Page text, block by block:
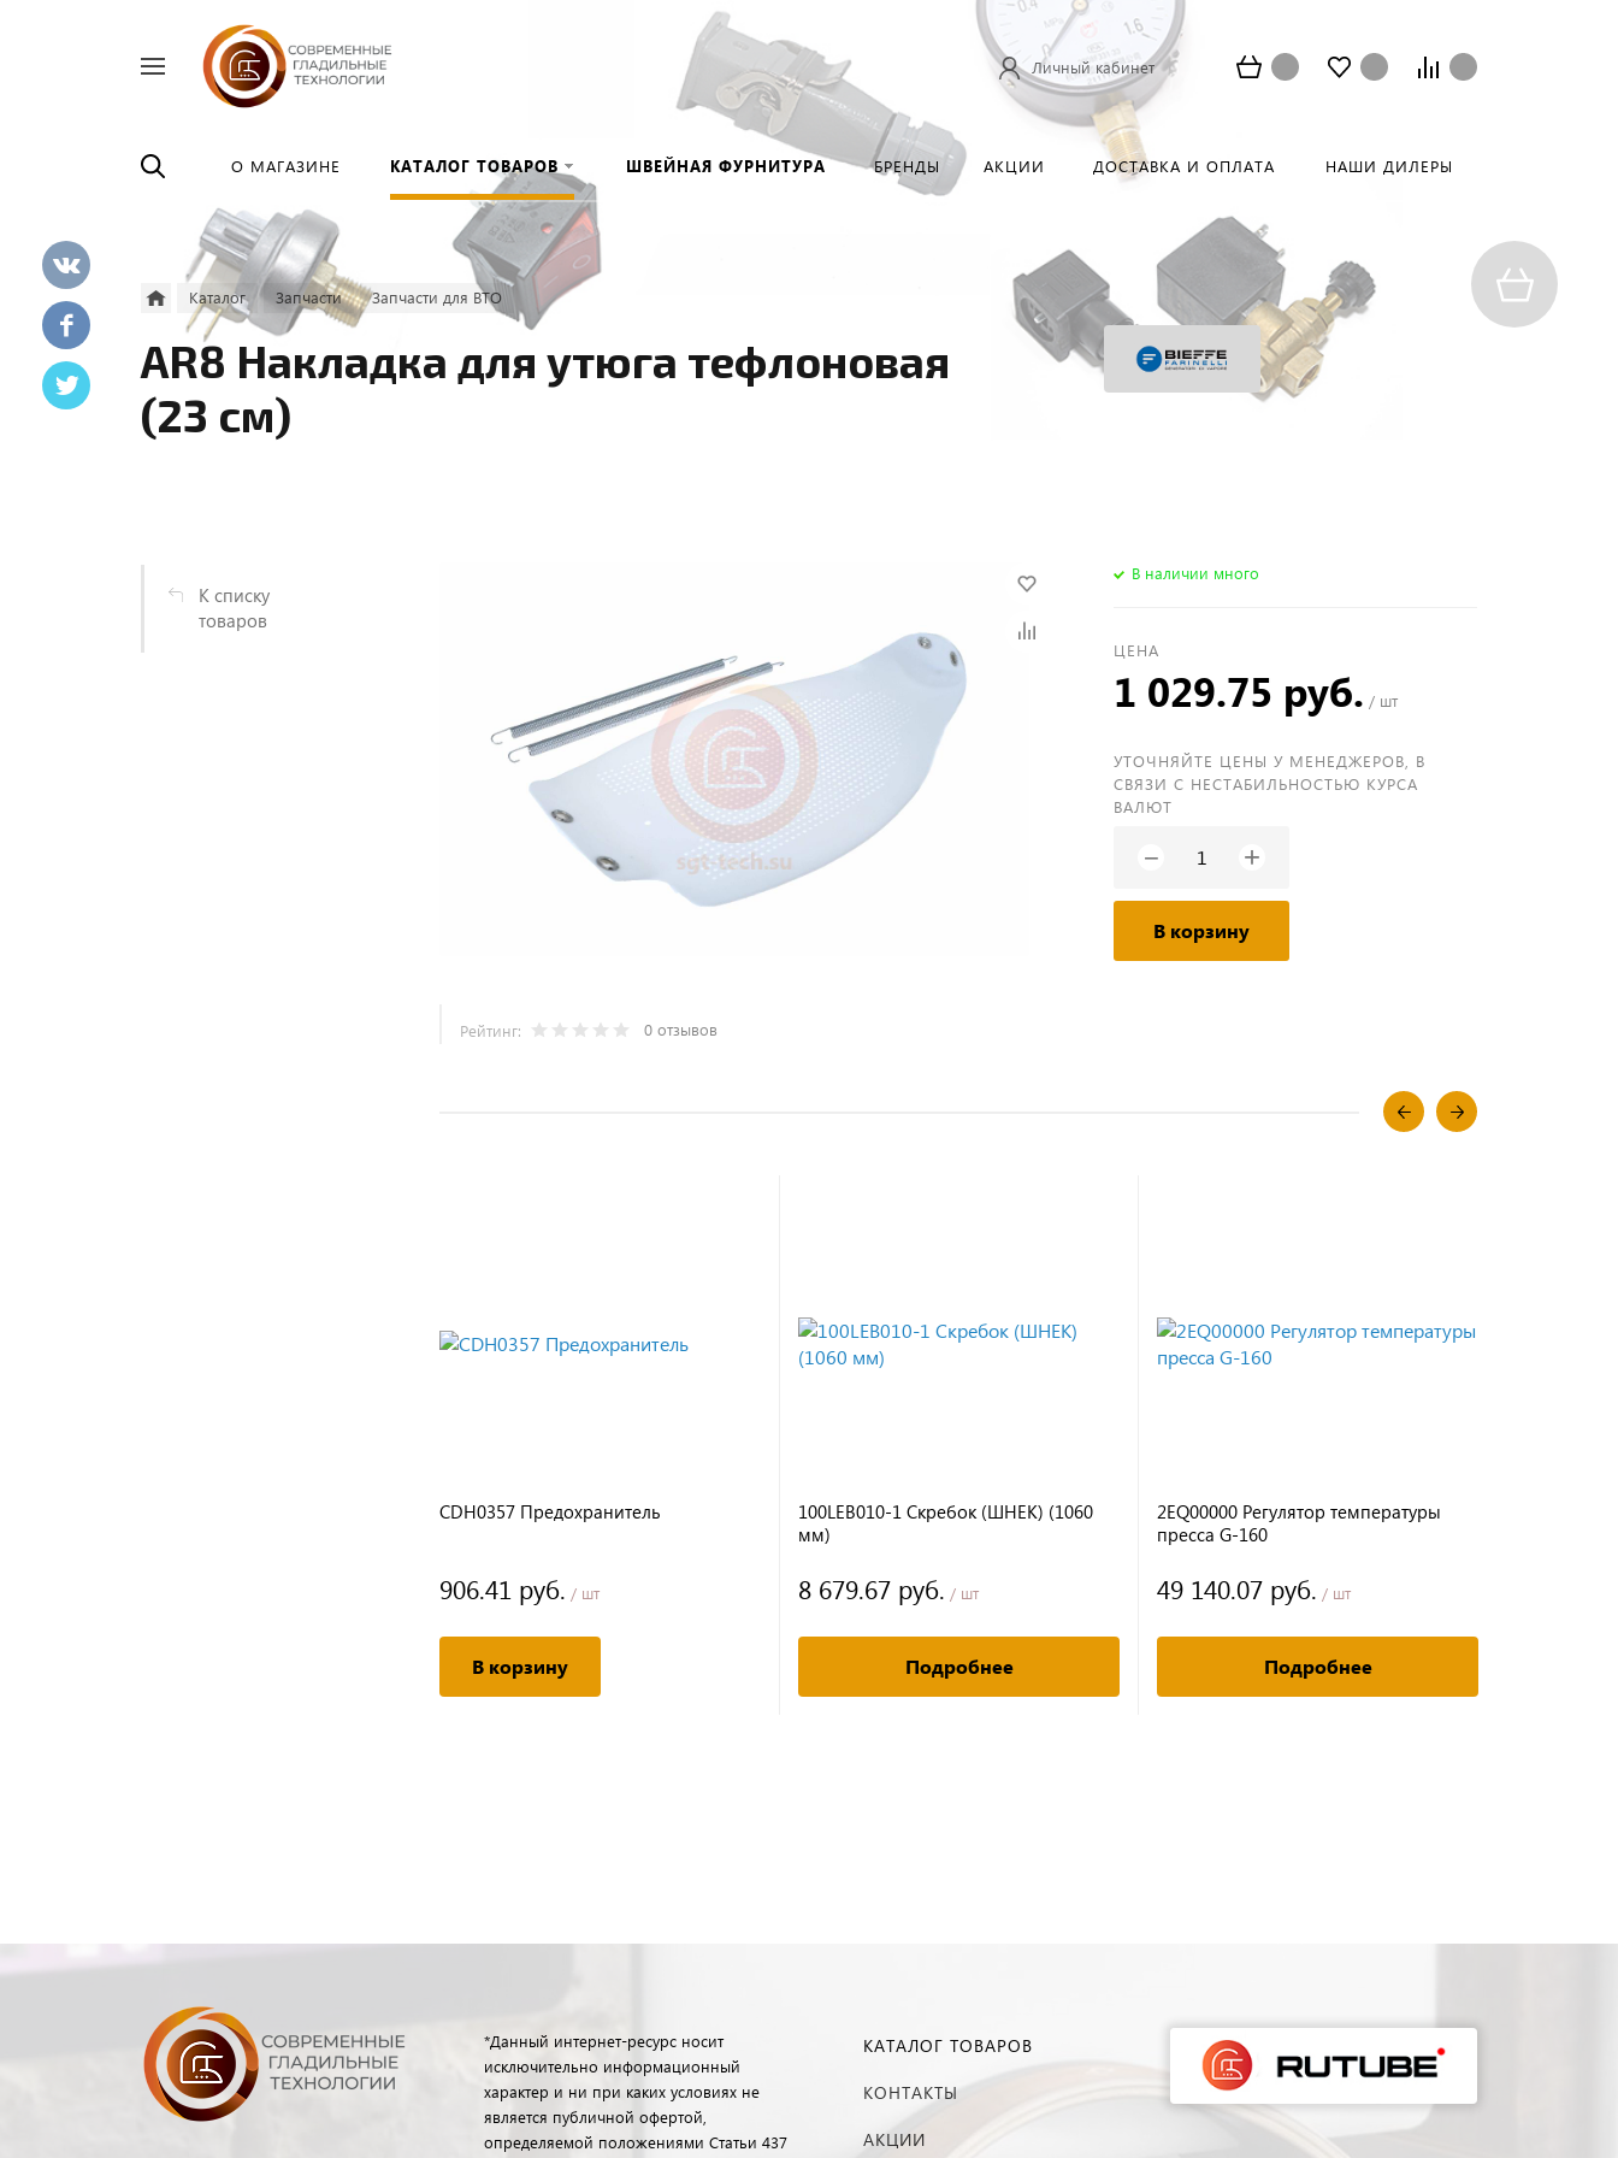
Личный кабинет
О МАГАЗИНЕ КАТАЛОГ ТОВАРОВ ШВЕЙНАЯ ФУРНИТУРА БРЕНДЫ АКЦИИ ДОСТАВКА И ОПЛАТА НАШИ ДИЛЕРЫ
Каталог Запчасти Запчасти для ВТО
AR8 Накладка для утюга тефлоновая
(23 см)
К списку
товаров
Рейтинг: 0 отзывов
В наличии много
ЦЕНА
1 029.75 руб. / шт
УТОЧНЯЙТЕ ЦЕНЫ У МЕНЕДЖЕРОВ, В
СВЯЗИ С НЕСТАБИЛЬНОСТЬЮ КУРСА
ВАЛЮТ
− +
В корзину
CDH0357 Предохранитель
906.41 руб. / шт
В корзину
100LEB010-1 Скребок (ШНЕК) (1060
мм)
8 679.67 руб. / шт
Подробнее
2EQ00000 Регулятор температуры
пресса G-160
49 140.07 руб. / шт
Подробнее
*Данный интернет-ресурс носит
исключительно информационный
характер и ни при каких условиях не
является публичной офертой,
определяемой положениями Статьи 437
КАТАЛОГ ТОВАРОВ
КОНТАКТЫ
АКЦИИ